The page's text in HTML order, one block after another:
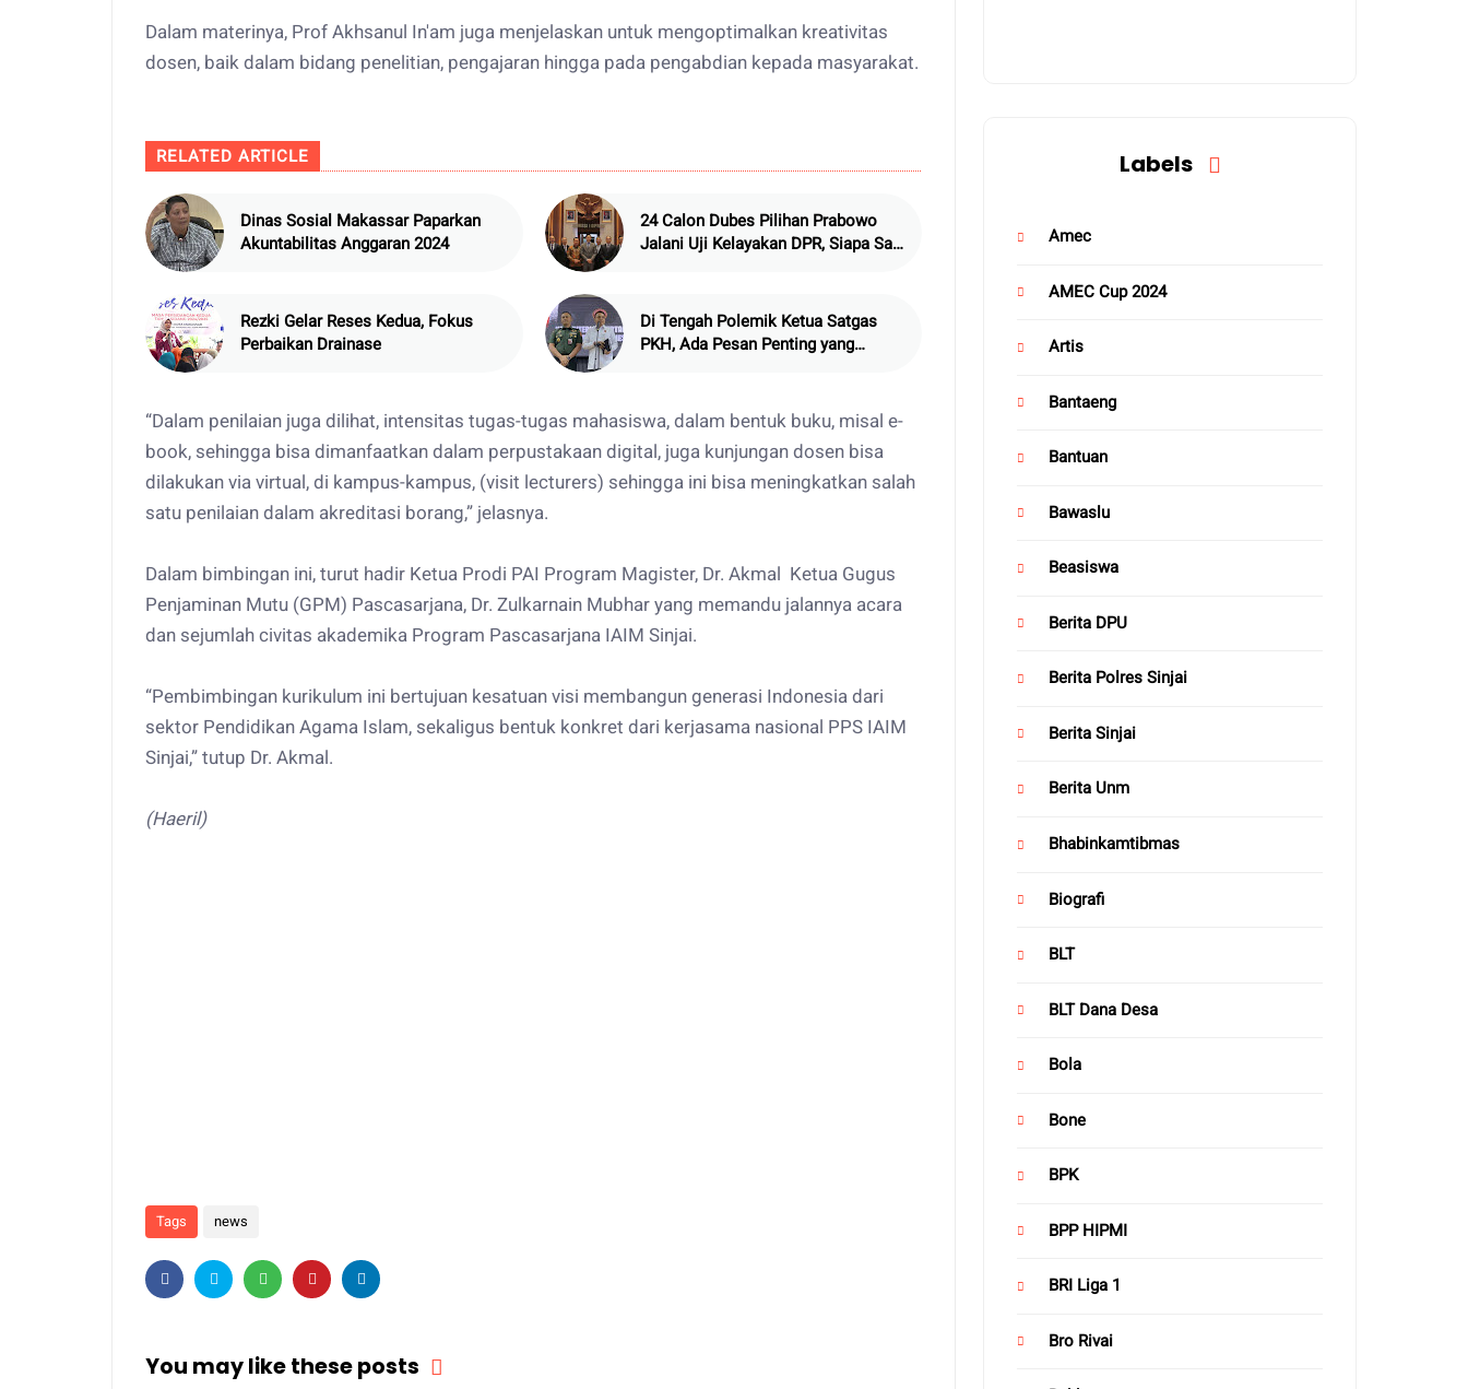
Dalam materinya, Prof Akhsanul In'am juga menjelaskan untuk mengoptimalkan kreativitas
dosen, baik dalam bidang penelitian, pengajaran hingga pada pengabdian kepada masyarakat.
RELATED ARTICLE
Dinas Sosial Makassar Paparkan
Akuntabilitas Anggaran 2024
24 Calon Dubes Pilihan Prabowo
Jalani Uji Kelayakan DPR, Siapa Saja
Rezki Gelar Reses Kedua, Fokus
Perbaikan Drainase
Di Tengah Polemik Ketua Satgas
PKH, Ada Pesan Penting yang
“Dalam penilaian juga dilihat, intensitas tugas-tugas mahasiswa, dalam bentuk buku, misal e-
book, sehingga bisa dimanfaatkan dalam perpustakaan digital, juga kunjungan dosen bisa
dilakukan via virtual, di kampus-kampus, (visit lecturers) sehingga ini bisa meningkatkan salah
satu penilaian dalam akreditasi borang,” jelasnya.
Dalam bimbingan ini, turut hadir Ketua Prodi PAI Program Magister, Dr. Akmal Ketua Gugus
Penjaminan Mutu (GPM) Pascasarjana, Dr. Zulkarnain Mubhar yang memandu jalannya acara
dan sejumlah civitas akademika Program Pascasarjana IAIM Sinjai.
“Pembimbingan kurikulum ini bertujuan kesatuan visi membangun generasi Indonesia dari
sektor Pendidikan Agama Islam, sekaligus bentuk konkret dari kerjasama nasional PPS IAIM
Sinjai,” tutup Dr. Akmal.
(Haeril)
Tags news
You may like these posts
Labels
Amec
AMEC Cup 2024
Artis
Bantaeng
Bantuan
Bawaslu
Beasiswa
Berita DPU
Berita Polres Sinjai
Berita Sinjai
Berita Unm
Bhabinkamtibmas
Biografi
BLT
BLT Dana Desa
Bola
Bone
BPK
BPP HIPMI
BRI Liga 1
Bro Rivai